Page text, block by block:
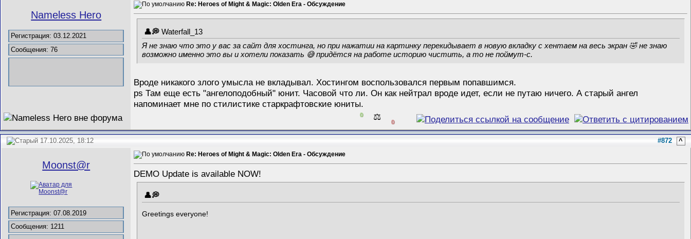
Nameless Hero
Регистрация: 03.12.2021
Сообщения: 76
Re: Heroes of Might & Magic: Olden Era - Обсуждение
Waterfall_13
Я не знаю что это у вас за сайт для хостинга, но при нажатии на картинку перекидывает в новую вкладку с хентаем на весь экран 🤣 не знаю
возможно именно это вы и хотели показать 😅 придётся на работе историю чистить, а то не поймут-с.
Вроде никакого злого умысла не вкладывал. Хостингом воспользовался первым попавшимся.
ps Там еще есть "ангелоподобный" юнит. Часовой что ли. Он как нейтрал вроде идет, если не путаю ничего. А старый ангел
напоминает мне по стилистике старкрафтовские юниты.
0 ⚖️ 0
17.10.2025, 18:12 #872 ^
Mооnst@r
Регистрация: 07.08.2019
Сообщения: 1211
Re: Heroes of Might & Magic: Olden Era - Обсуждение
DEMO Update is available NOW!
Greetings everyone!